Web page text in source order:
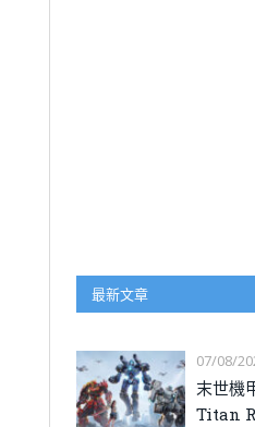
最新文章
07/08/
末世機
Titan